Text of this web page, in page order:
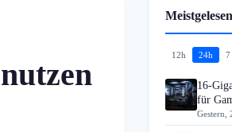
12h 24h 7
16-
für
Gestern,